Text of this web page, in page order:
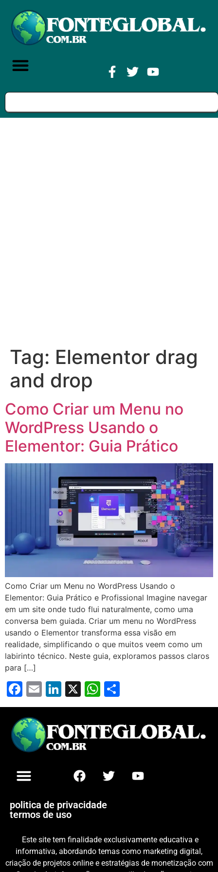
Tag: Elementor drag
and drop
Como Criar um Menu no
WordPress Usando o
Elementor: Guia Prático
Como Criar um Menu no WordPress Usando o
Elementor: Guia Prático e Profissional Imagine navegar
em um site onde tudo flui naturalmente, como uma
conversa bem guiada. Criar um menu no WordPress
usando o Elementor transforma essa visão em
realidade, simplificando o que muitos veem como um
labirinto técnico. Neste guia, exploramos passos claros
para […]
Facebook
EmailLinkedIn
X WhatsApp
politica de privacidade
termos de uso
Este site tem finalidade exclusivamente educativa e
informativa, abordando temas como marketing digital,
criação de projetos online e estratégias de monetização com